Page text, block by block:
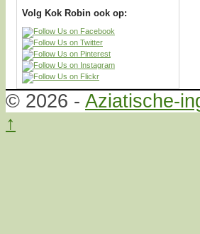
Volg Kok Robin ook op:
© 2026 - Aziatische-
↑